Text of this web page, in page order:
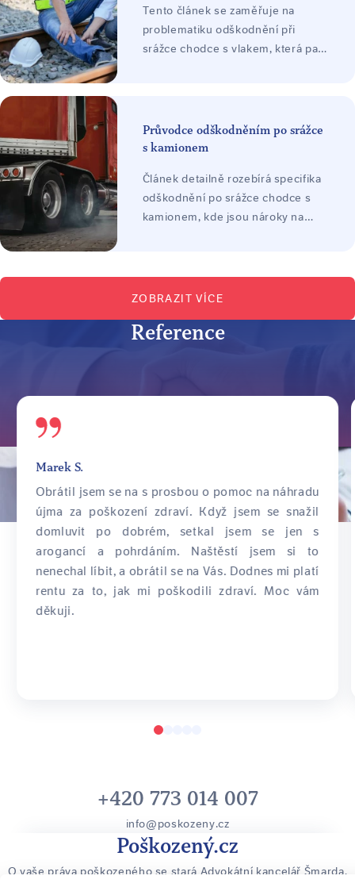
Tento článek se zaměřuje na
problematiku odškodnění při
srážce chodce s vlakem, která patří
odpovědnosti, možnosti uplatnění
nároků i klíčové faktory, které
praktických příkladů z praxe.
Průvodce odškodněním po srážce
s kamionem
Článek detailně rozebírá specifika
odškodnění po srážce chodce s
kamionem, kde jsou nároky na
následkům střetu. Text vysvětluje
proces dosažení spravedlivé
rozsah odpovědnosti dopravních
ZOBRAZIT VÍCE
Reference
Marek S.
Obrátil jsem se na s prosbou o pomoc na náhradu
újma za poškození zdraví. Když jsem se snažil
domluvit po dobrém, setkal jsem se jen s
arogancí a pohrdáním. Naštěstí jsem si to
nenechal líbit, a obrátil se na Vás. Dodnes mi platí
rentu za to, jak mi poškodili zdraví. Moc vám
děkuji.
+420 773 014 007
info@poskozeny.cz
Poškozený.cz
O vaše práva poškozeného se stará Advokátní kancelář Šmarda,